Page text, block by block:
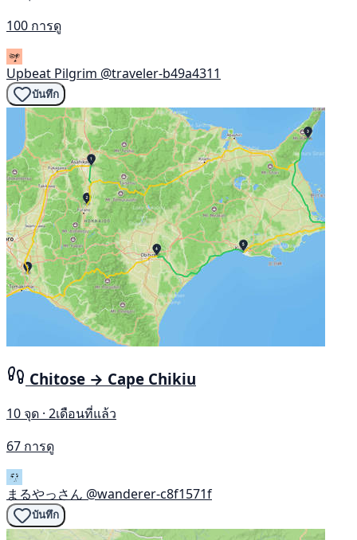
100 การดู
Upbeat Pilgrim @traveler-b49a4311
บันทึก
Chitose → Cape Chikiu
10 จุด · 2เดือนที่แล้ว
67 การดู
まるやっさん @wanderer-c8f1571f
บันทึก